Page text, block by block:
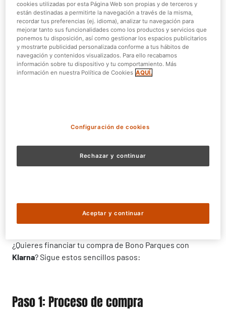
Cómo comprar tu Bono Parques con
Klarna
¿Quieres financiar tu compra de Bono Parques con
Klarna? Sigue estos sencillos pasos:
Paso 1: Proceso de compra
cookies utilizadas por esta Página Web son propias y de terceros y
están destinadas a permitirte la navegación a través de la misma,
recordar tus preferencias (ej. idioma), analizar tu navegación para
mejorar tanto sus funcionalidades como los productos y servicios que
ponemos tu disposición, así como gestionar los espacios publicitarios
y mostrarte publicidad personalizada conforme a tus hábitos de
navegación y contenidos visualizados. Para ello recabamos
información sobre tu dispositivo y tu comportamiento. Más
información en nuestra Política de Cookies AQUÍ.
Configuración de cookies
Rechazar y continuar
Aceptar y continuar